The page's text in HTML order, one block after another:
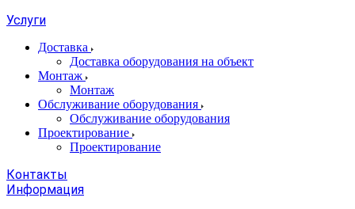
Услуги
Доставка
Доставка оборудования на объект
Монтаж
Монтаж
Обслуживание оборудования
Обслуживание оборудования
Проектирование
Проектирование
Контакты
Информация